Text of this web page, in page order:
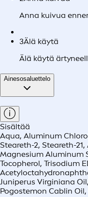
Anna kuivua
3Älä käytä
Älä käytä
Ainesosaluettelo
Sisältää
Aqua, Aluminum
Steareth-2, Steareth-
Magnesium Aluminum
Tocopherol, Trisodium
Juniperus Virginiana
Pogostemon Cablin